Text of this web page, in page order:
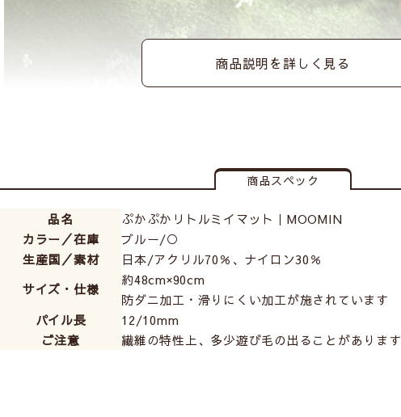
商品説明を詳しく見る
商品スペック
品名
ぷかぷかリトルミイマット｜MOOMIN
カラー／在庫
ブルー/○
生産国／素材
日本/アクリル70％、ナイロン30％
サイズ・仕様
約48cm×90cm
防ダニ加工・滑りにくい加工が施されています
パイル長
12/10mm
ご注意
繊維の特性上、多少遊び毛の出ることがあります